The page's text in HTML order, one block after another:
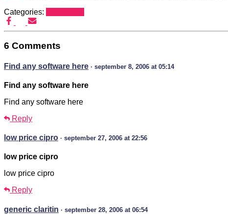
Categories:
6 Comments
Find any software here · september 8, 2006 at 05:14
Find any software here
Find any software here
Reply
low price cipro · september 27, 2006 at 22:56
low price cipro
low price cipro
Reply
generic claritin · september 28, 2006 at 06:54